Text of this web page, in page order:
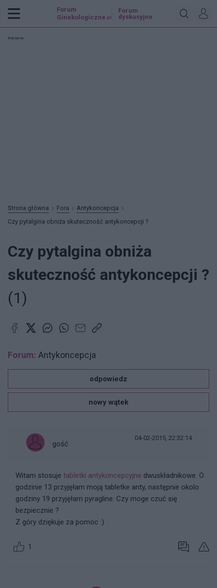
Forum
Ginekologiczne .pl
Forum
dyskusyjne
Reklama:
Strona główna Fora
Antykoncepcja
Czy pytalgina obniża skuteczność antykoncepcji ?
Czy pytalgina obniża
skuteczność antykoncepcji ?
(1)
Forum: Antykoncepcja
odpowiedz
nowy wątek
gość
04-02-2015, 22:32:14
Witam stosuje tabletki antykoncepcyjne dwuskładnikowe. O
godzinie 13 przyjęłam moją tabletke anty, następnie okolo
godziny 19 przyjęłam pyragline. Czy moge czuć się
bezpiecznie ?
Z góry dziękuje za pomoc :)
1